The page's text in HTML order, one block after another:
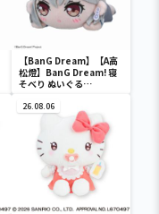
【BanG Dream】【A高
松燈】BanG Dream! 寝
そべり ぬいぐる
）
26.08.06